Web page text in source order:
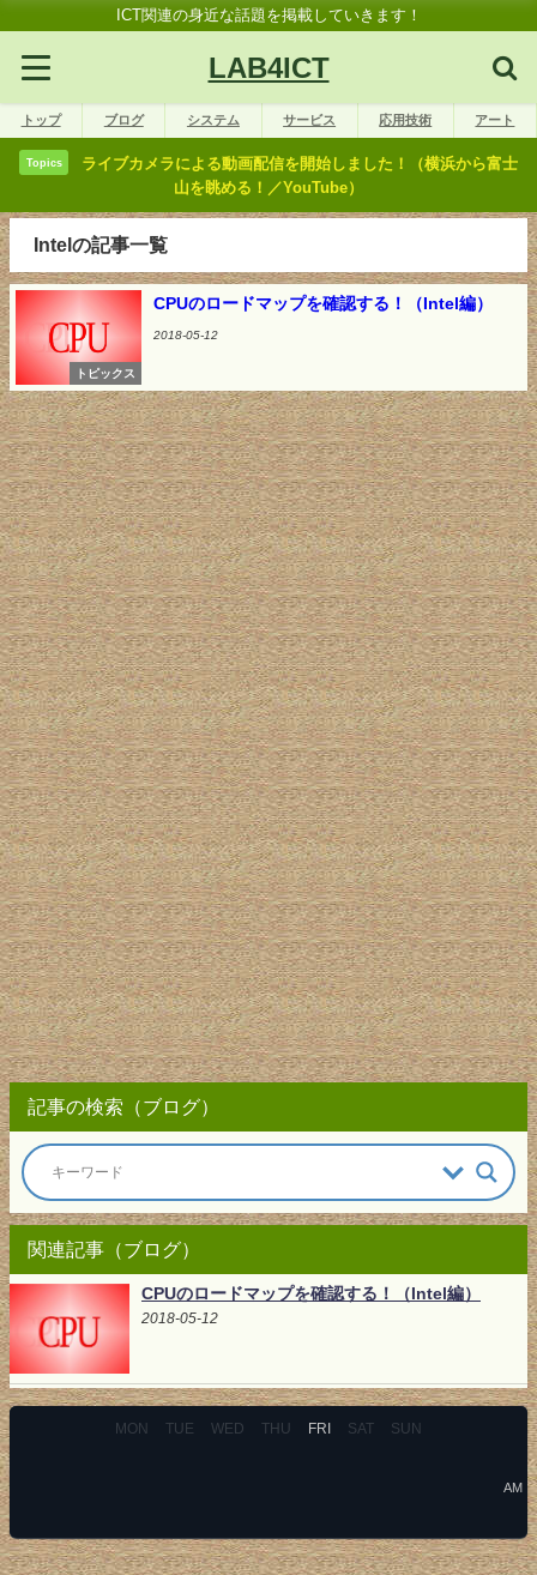
ICT関連の身近な話題を掲載していきます！
LAB4ICT
トップ ブログ システム サービス 応用技術 アート
Topics
ライブカメラによる動画配信を開始しました！（横浜から富士
山を眺める！／YouTube）
Intelの記事一覧
トピックス
CPUのロードマップを確認する！（Intel編）
2018-05-12
記事の検索（ブログ）
関連記事（ブログ）
CPUのロードマップを確認する！（Intel編）
2018-05-12
MON TUE WED THU FRI SAT SUN
AM